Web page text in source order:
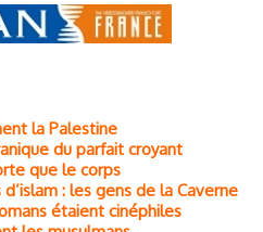
la Palestine
du parfait croyant
que le corps
: les gens de la Caverne
étaient cinéphiles